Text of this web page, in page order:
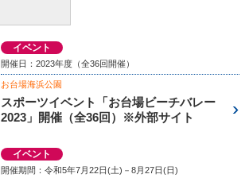
イベント
開催日：2023年度（全36回開催）
お台場海浜公園
スポーツイベント「お台場ビーチバレー
2023」開催（全36回）※外部サイト
イベント
開催期間：令和5年7月22日(土)－8月27日(日)